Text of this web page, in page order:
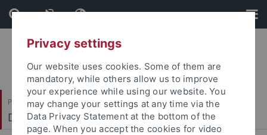
Skip
to
content
Skip
to
footer
Philosophische Fakultät
Deutsches Seminar
Privacy settings
Our website uses cookies. Some of them are
mandatory, while others allow us to improve
your experience while using our website. You
may change your settings at any time via the
Data Privacy Statement at the bottom of the
page. When you accept the cookies for video